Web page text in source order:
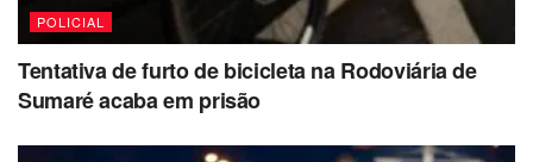
POLICIAL
Tentativa de furto de bicicleta na Rodoviária de
Sumaré acaba em prisão